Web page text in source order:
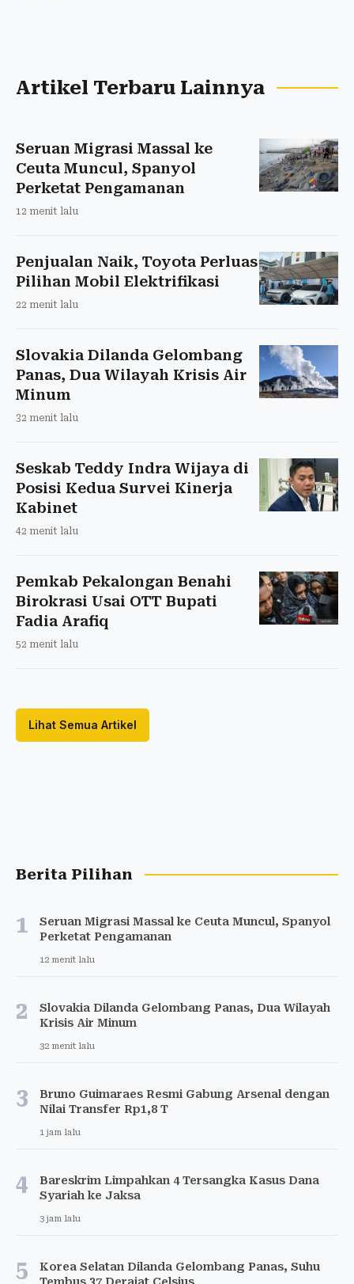
Artikel Terbaru Lainnya
Seruan Migrasi Massal ke
Ceuta Muncul, Spanyol
Perketat Pengamanan
12 menit lalu
Penjualan Naik, Toyota Perluas
Pilihan Mobil Elektrifikasi
22 menit lalu
Slovakia Dilanda Gelombang
Panas, Dua Wilayah Krisis Air
Minum
32 menit lalu
Seskab Teddy Indra Wijaya di
Posisi Kedua Survei Kinerja
Kabinet
42 menit lalu
Pemkab Pekalongan Benahi
Birokrasi Usai OTT Bupati
Fadia Arafiq
52 menit lalu
Lihat Semua Artikel
Berita Pilihan
1
Seruan Migrasi Massal ke Ceuta Muncul, Spanyol
Perketat Pengamanan
12 menit lalu
2
Slovakia Dilanda Gelombang Panas, Dua Wilayah
Krisis Air Minum
32 menit lalu
3
Bruno Guimaraes Resmi Gabung Arsenal dengan
Nilai Transfer Rp1,8 T
1 jam lalu
4
Bareskrim Limpahkan 4 Tersangka Kasus Dana
Syariah ke Jaksa
3 jam lalu
5
Korea Selatan Dilanda Gelombang Panas, Suhu
Tembus 37 Derajat Celsius